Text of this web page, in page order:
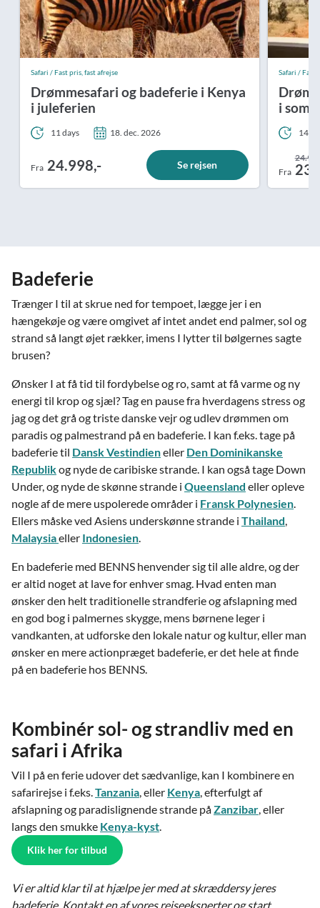
Safari / Fast pris, fast afrejse
Drømmesafari og badeferie i Kenya
i juleferien
11 days 18. dec. 2026
Fra 24.998,- Se rejsen
Safari / Fast
i
14
Fra
Badeferie
Trænger I til at skrue ned for tempoet, lægge jer i en
hængekøje og være omgivet af intet andet end palmer, sol og
strand så langt øjet rækker, imens I lytter til bølgernes sagte
brusen?
Ønsker I at få tid til fordybelse og ro, samt at få varme og ny
energi til krop og sjæl? Tag en pause fra hverdagens stress og
jag og det grå og triste danske vejr og udlev drømmen om
paradis og palmestrand på en badeferie. I kan f.eks. tage på
badeferie til Dansk Vestindieneller Den Dominikanske
Republikog nyde de caribiske strande. I kan også tage Down
Under, og nyde de skønne strande i Queensland eller opleve
nogle af de mere uspolerede områder i Fransk Polynesien.
Ellers måske ved Asiens underskønne strande i Thailand,
Malaysiaeller Indonesien.
En badeferie med BENNS henvender sig til alle aldre, og der
er altid noget at lave for enhver smag. Hvad enten man
ønsker den helt traditionelle strandferie og afslapning med
en god bog i palmernes skygge, mens børnene leger i
vandkanten, at udforske den lokale natur og kultur, eller man
ønsker en mere actionpræget badeferie, er det hele at finde
på en badeferie hos BENNS.
Kombinér sol- og strandliv med en
safari i Afrika
Vil I på en ferie udover det sædvanlige, kan I kombinere en
safarirejse i f.eks.Tanzania, eller Kenya, efterfulgt af
afslapning og paradislignende strande påZanzibar, eller
langs den smukke Kenya-kyst.
Klik her for tilbud
Vi er altid klar til at hjælpe jer med at skræddersy jeres
badeferie. Kontakt en af vores rejseeksperter og start